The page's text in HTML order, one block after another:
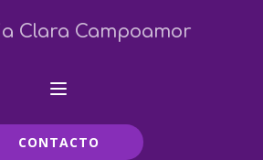
Clara Campoamor
CONTACTO